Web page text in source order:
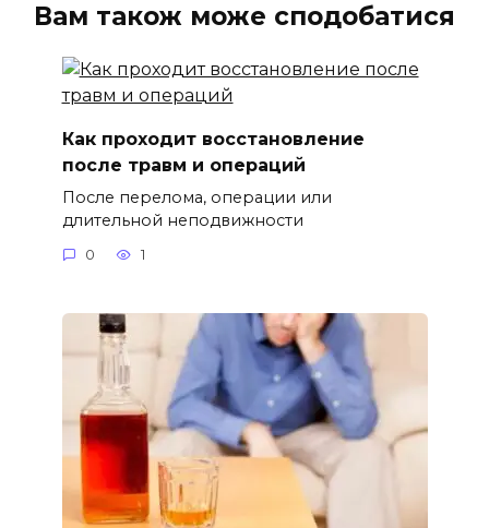
Вам також може сподобатися
Как проходит восстановление
после травм и операций
После перелома, операции или
длительной неподвижности
0 1